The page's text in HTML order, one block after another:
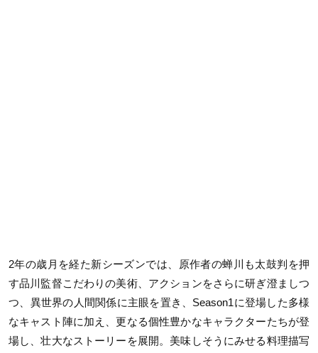
2年の歳月を経た新シーズンでは、原作者の蝉川も太鼓判を押
す品川監督こだわりの美術、アクションをさらに研ぎ澄ましつ
つ、異世界の人間関係に主眼を置き、Season1に登場した多様
なキャスト陣に加え、更なる個性豊かなキャラクターたちが登
場し、壮大なストーリーを展開。美味しそうにみせる料理描写